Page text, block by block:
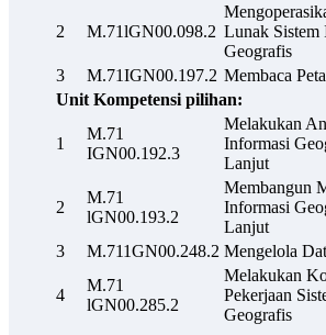
2 M.71lGN00.098.2 Lunak Sistem
Geografis
3
M.71IGN00.197.2 Membaca Peta
Unit Kompetensi pilihan:
1
M.71
IGN00.192.3
Melakukan
Informasi
Lanjut
2
M.71
lGN00.193.2
Membangun
Informasi
Lanjut
3
M.711GN00.248.2 Mengelola
4
M.71
lGN00.285.2
Melakukan
Pekerjaan
Geografis